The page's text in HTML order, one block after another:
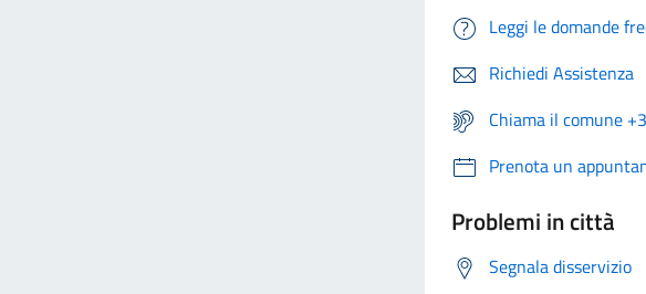
Leggi le domande
Richiedi Assistenza
Chiama il comune
Prenota un
Problemi in città
Segnala disservizio